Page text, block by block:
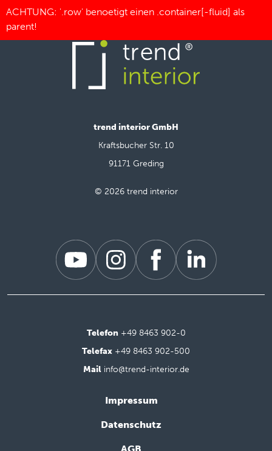
trend interior GmbH
Kraftsbucher Str. 10
91171 Greding
© 2026 trend interior
Telefon +49 8463 902-0
Telefax +49 8463 902-500
Mail info@trend-interior.de
Impressum
Datenschutz